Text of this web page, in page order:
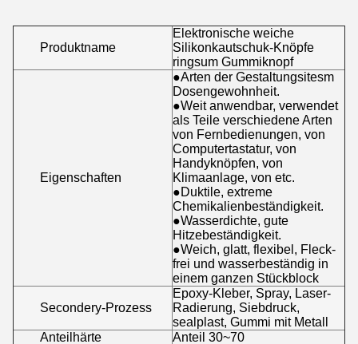
Produktname
Elektronische weiche
Silikonkautschuk-Knöpfe
ringsum Gummiknopf
Eigenschaften
●Arten der Gestaltungsitesm
Dosengewohnheit.
●Weit anwendbar, verwendet
als Teile verschiedene Arten
von Fernbedienungen, von
Computertastatur, von
Handyknöpfen, von
Klimaanlage, von etc.
●Duktile, extreme
Chemikalienbeständigkeit.
●Wasserdichte, gute
Hitzebeständigkeit.
●Weich, glatt, flexibel, Fleck-
frei und wasserbeständig in
einem ganzen Stückblock
Secondery-Prozess
Epoxy-Kleber, Spray, Laser-
Radierung, Siebdruck,
sealplast, Gummi mit Metall
Anteilhärte
Anteil 30~70